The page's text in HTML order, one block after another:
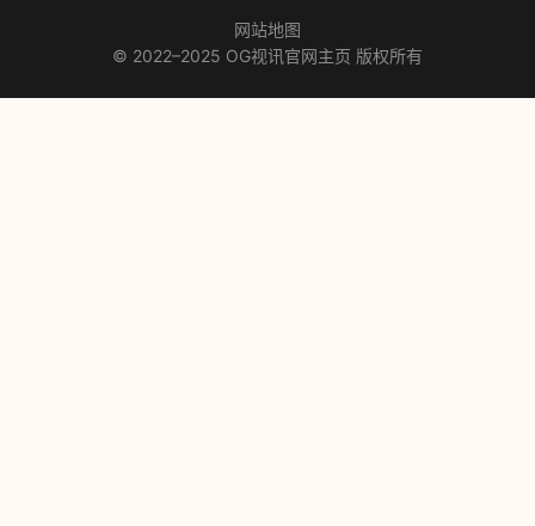
网站地图
© 2022–2025 OG视讯官网主页 版权所有